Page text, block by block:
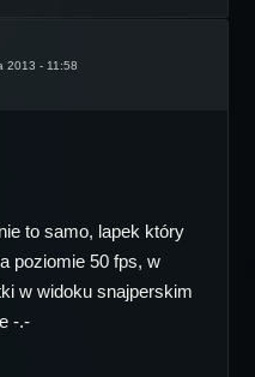
2013 - 11:58
to samo, lapek który
poziomie 50 fps, w
w widoku snajperskim
-.-